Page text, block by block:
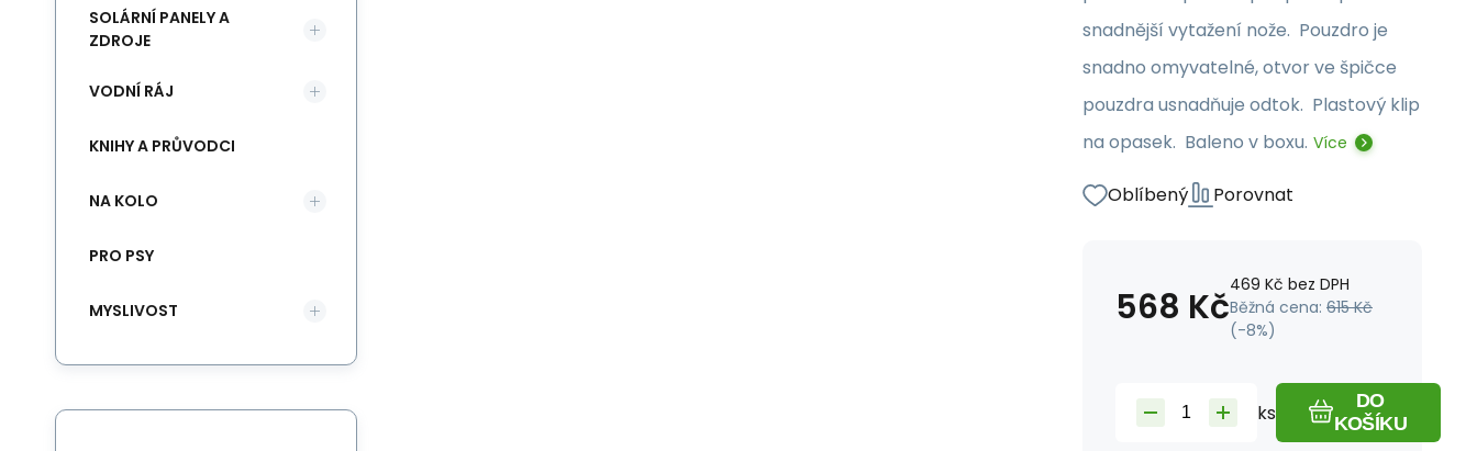
snadnější vytažení nože. Pouzdro je
snadno omyvatelné, otvor ve špičce
pouzdra usnadňuje odtok. Plastový klip
na opasek. Baleno v boxu. Více
Oblíbený Porovnat
568 Kč469 Kč bez DPH
Běžná cena: 615 Kč
(-8%)
ks
DO
KOŠÍKU
SOLÁRNÍ PANELY A
ZDROJE
VODNÍ RÁJ
KNIHY A PRŮVODCI
NA KOLO
PRO PSY
MYSLIVOST